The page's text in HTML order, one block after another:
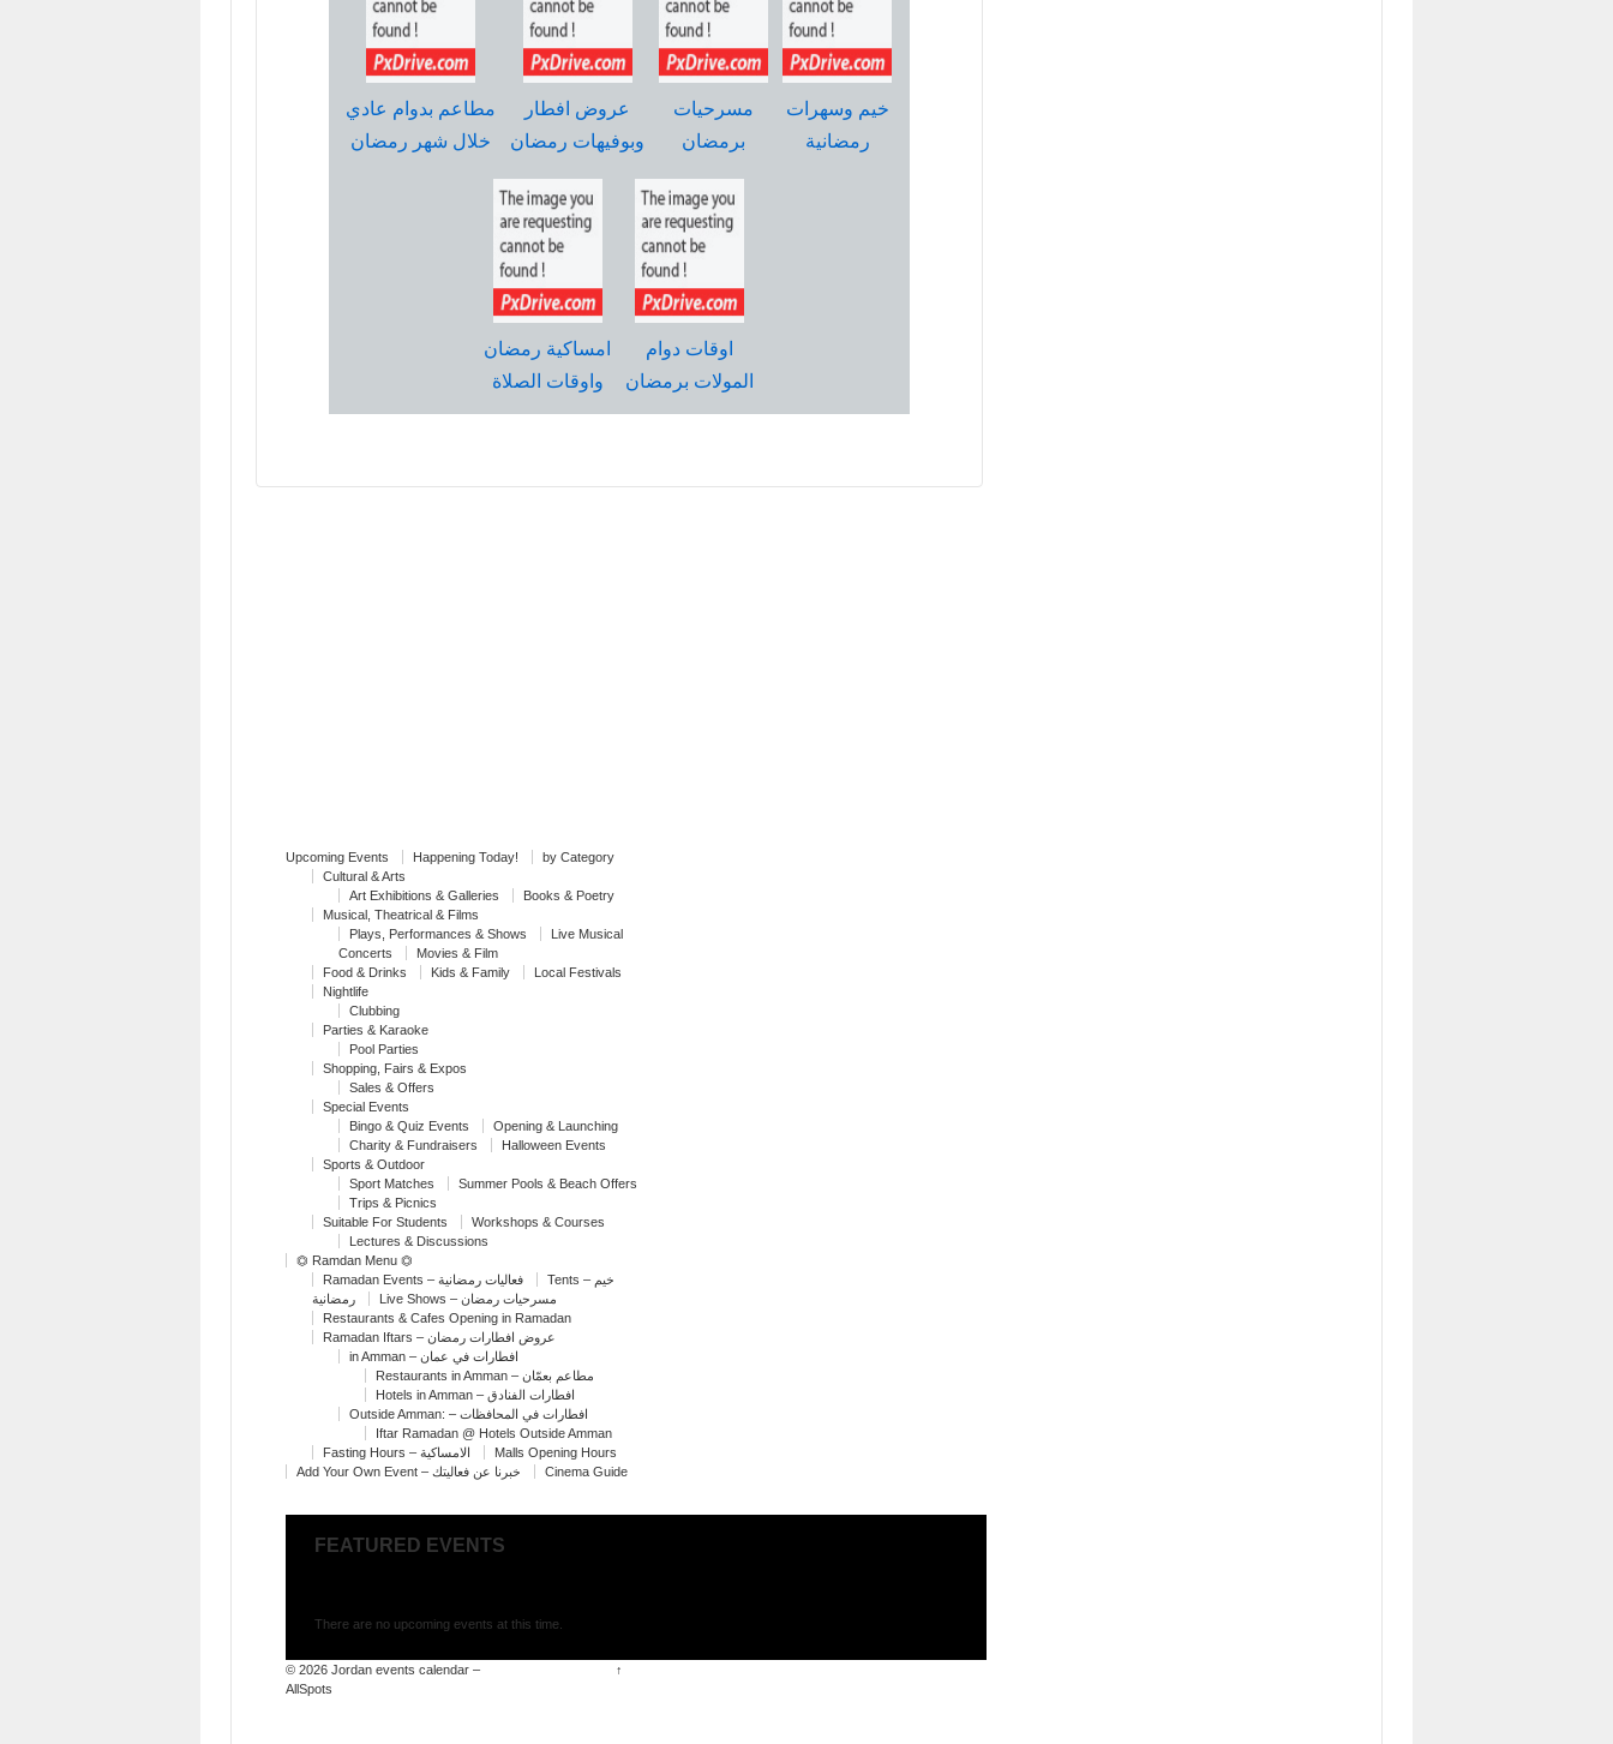
مطاعم بدوام عادي
خلال شهر رمضان
عروض افطار
وبوفيهات رمضان
مسرحيات
برمضان
خيم وسهرات
رمضانية
امساكية رمضان
واوقات الصلاة
اوقات دوام
المولات برمضان
Upcoming Events Happening Today!
by Category
Cultural & Arts
Art Exhibitions & Galleries
Books & Poetry
Musical, Theatrical & Films
Plays, Performances & Shows
Live Musical
Concerts
Movies & Film
Food & Drinks
Kids & Family
Local Festivals
Nightlife
Clubbing
Parties & Karaoke
Pool Parties
Shopping, Fairs & Expos
Sales & Offers
Special Events
Bingo & Quiz Events
Opening & Launching
Charity & Fundraisers
Halloween Events
Sports & Outdoor
Sport Matches
Summer Pools & Beach Offers
Trips & Picnics
Suitable For Students
Workshops & Courses
Lectures & Discussions
⏣ Ramdan Menu ⏣
Ramadan Events – فعاليات رمضانية
Tents – خيم
رمضانية
Live Shows – مسرحيات رمضان
Restaurants & Cafes Opening in Ramadan
Ramadan Iftars – عروض افطارات رمضان
in Amman – افطارات في عمان
Restaurants in Amman – مطاعم بعمّان
Hotels in Amman – افطارات الفنادق
Outside Amman: – افطارات في المحافظات
Iftar Ramadan @ Hotels Outside Amman
Fasting Hours – الامساكية
Malls Opening Hours
Add Your Own Event – خبرنا عن فعاليتك
Cinema Guide
FEATURED EVENTS
There are no upcoming events at this time.
© 2026 Jordan events calendar –
AllSpots
↑